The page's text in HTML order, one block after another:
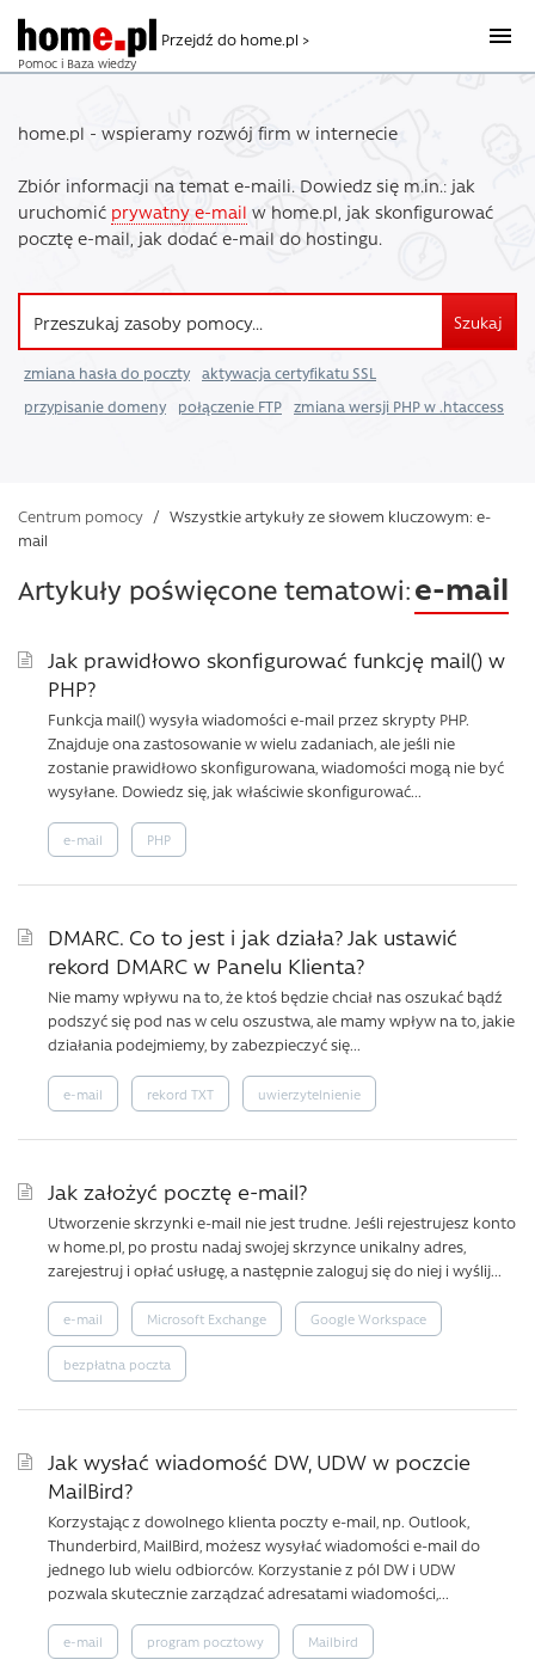
Pomoc i Baza wiedzy
Przejdź do home.pl >
home.pl - wspieramy rozwój firm w internecie
Zbiór informacji na temat e-maili. Dowiedz się m.in.: jak
uruchomić prywatny e-mail w home.pl, jak skonfigurować
pocztę e-mail, jak dodać e-mail do hostingu.
Szukaj
zmiana hasła do poczty
aktywacja certyfikatu SSL
przypisanie domeny
połączenie FTP zmiana wersji PHP w .htaccess
Centrum pomocy / Wszystkie artykuły ze słowem kluczowym: e-
mail
Artykuły poświęcone tematowi:e-mail
Jak prawidłowo skonfigurować funkcję mail() w
PHP?
Funkcja mail() wysyła wiadomości e-mail przez skrypty PHP.
Znajduje ona zastosowanie w wielu zadaniach, ale jeśli nie
zostanie prawidłowo skonfigurowana, wiadomości mogą nie być
wysyłane. Dowiedz się, jak właściwie skonfigurować...
e-mail PHP
DMARC. Co to jest i jak działa? Jak ustawić
rekord DMARC w Panelu Klienta?
Nie mamy wpływu na to, że ktoś będzie chciał nas oszukać bądź
podszyć się pod nas w celu oszustwa, ale mamy wpływ na to, jakie
działania podejmiemy, by zabezpieczyć się...
e-mail rekord TXT uwierzytelnienie
Jak założyć pocztę e-mail?
Utworzenie skrzynki e-mail nie jest trudne. Jeśli rejestrujesz konto
w home.pl, po prostu nadaj swojej skrzynce unikalny adres,
zarejestruj i opłać usługę, a następnie zaloguj się do niej i wyślij...
e-mail Microsoft Exchange Google Workspace
bezpłatna poczta
Jak wysłać wiadomość DW, UDW w poczcie
MailBird?
Korzystając z dowolnego klienta poczty e-mail, np. Outlook,
Thunderbird, MailBird, możesz wysyłać wiadomości e-mail do
jednego lub wielu odbiorców. Korzystanie z pól DW i UDW
pozwala skutecznie zarządzać adresatami wiadomości,...
e-mail program pocztowy Mailbird